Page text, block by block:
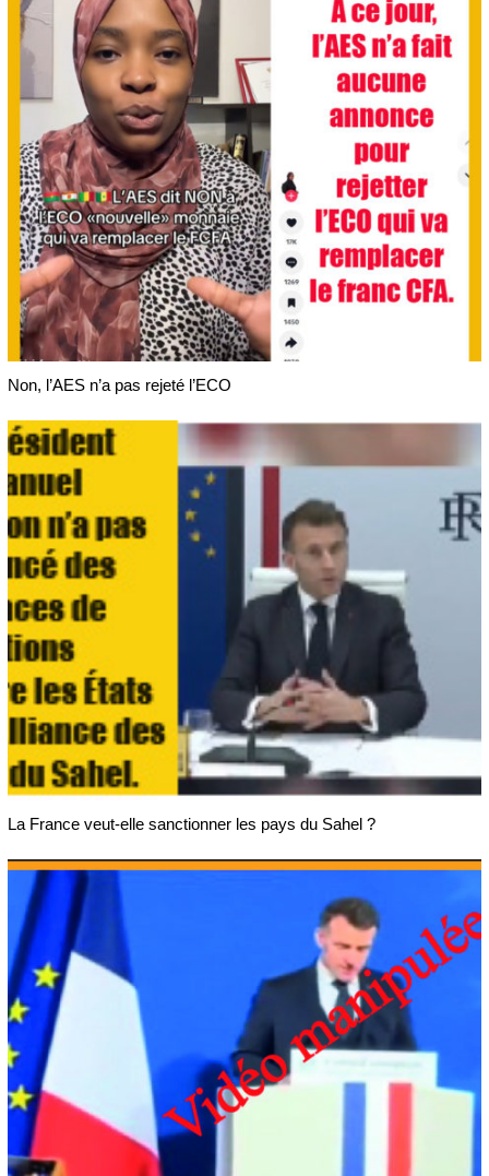
Non, l’AES n’a pas rejeté l’ECO
La France veut-elle sanctionner les pays du Sahel ?